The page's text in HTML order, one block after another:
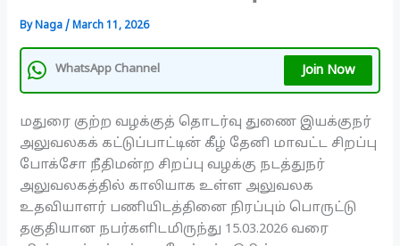
ByNaga/March 11, 2026
WhatsApp Channel Join Now
மதுரை குற்ற வழக்குத் தொடர்வு துணை இயக்குநர்
அலுவலகக் கட்டுப்பாட்டின் கீழ் தேனி மாவட்ட சிறப்பு
போக்சோ நீதிமன்ற சிறப்பு வழக்கு நடத்துநர்
அலுவலகத்தில் காலியாக உள்ள அலுவலக
உதவியாளர் பணியிடத்தினை நிரப்பும் பொருட்டு
தகுதியான நபர்களிடமிருந்து 15.03.2026 வரை